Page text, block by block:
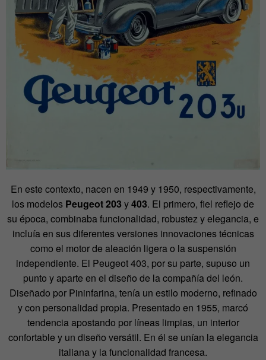
En este contexto, nacen en 1949 y 1950, respectivamente,
los modelos Peugeot 203 y403. El primero, fiel reflejo de
su época, combinaba funcionalidad, robustez y elegancia, e
incluía en sus diferentes versiones innovaciones técnicas
como el motor de aleación ligera o la suspensión
independiente. El Peugeot 403, por su parte, supuso un
punto y aparte en el diseño de la compañía del león.
Diseñado por Pininfarina, tenía un estilo moderno, refinado
y con personalidad propia. Presentado en 1955, marcó
tendencia apostando por líneas limpias, un interior
confortable y un diseño versátil. En él se unían la elegancia
italiana y la funcionalidad francesa.